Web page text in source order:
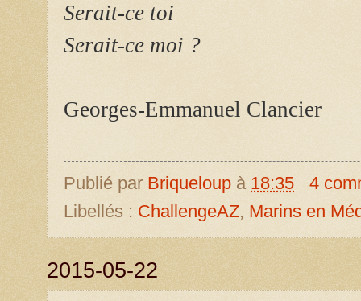
Serait-ce toi
Serait-ce moi ?
Georges-Emmanuel Clancier
Publié par Briqueloup à 18:35
4
Libellés : ChallengeAZ, Marins en
2015-05-22